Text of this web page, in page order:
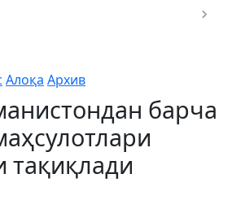
Алоқа Архив
барча
тақиқлади